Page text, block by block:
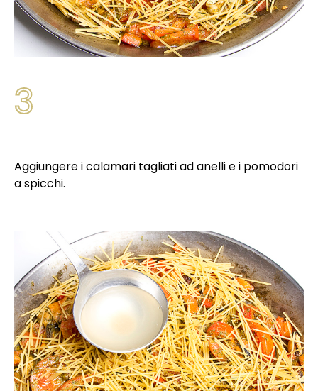
3
Aggiungere i calamari tagliati ad anelli e i pomodori
a spicchi.